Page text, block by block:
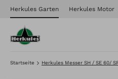
Herkules Garten Herkules Motor
Startseite Herkules Messer SH / SE 60/